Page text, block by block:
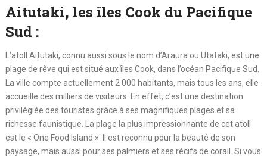
Aitutaki, les îles Cook du Pacifique
Sud :
L’atoll Aitutaki, connu aussi sous le nom d’Araura ou Utataki, est une
plage de rêve qui est situé aux îles Cook, dans l’océan Pacifique Sud.
La ville compte actuellement 2 000 habitants, mais tous les ans, elle
accueille des milliers de visiteurs. En effet, c’est une destination
privilégiée des touristes grâce à ses magnifiques plages et sa
richesse faunistique. La plage la plus impressionnante de cet atoll
est le « One Food Island ». Il est reconnu pour la beauté de son
paysage, mais aussi pour ses palmiers et ses récifs de corail. Si vous